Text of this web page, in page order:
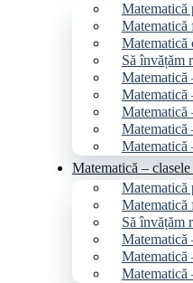
Matematică
Matematică
Matematică
Să învățăm
Matematică
Matematică
Matematică
Matematică
Matematică
Matematică –
Matematică
Matematică
Să învățăm
Matematică
Matematică
Matematică